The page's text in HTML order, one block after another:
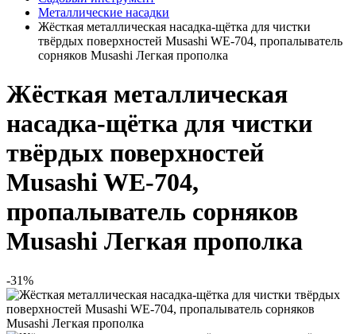
Металлические насадки
Жёсткая металлическая насадка-щётка для чистки
твёрдых поверхностей Musashi WE-704, пропалыватель
сорняков Musashi Легкая прополка
Жёсткая металлическая
насадка-щётка для чистки
твёрдых поверхностей
Musashi WE-704,
пропалыватель сорняков
Musashi Легкая прополка
-31%